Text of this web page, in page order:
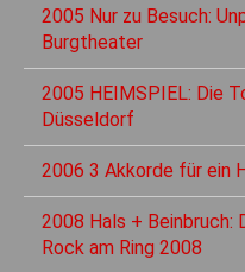
2005 Nur zu Besuch:
Burgtheater
2005 HEIMSPIEL: Die
Düsseldorf
2006 3 Akkorde für ein
2008 Hals + Beinbruch:
Rock am Ring 2008